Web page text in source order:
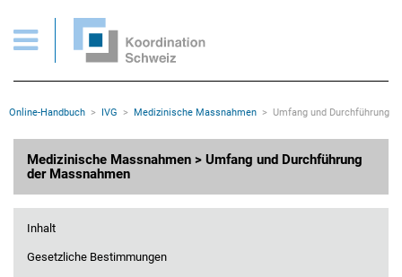
Wichtige Seiten
Home
Inhalt
Sitemap
Rootline Navigation
Online-Handbuch IVG Medizinische Massnahmen Umfang und Durchführung
Medizinische Massnahmen > Umfang und Durchführung
der Massnahmen
Inhalt
Gesetzliche Bestimmungen